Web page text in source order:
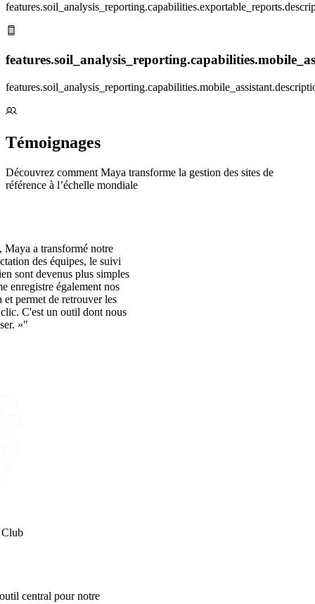
Témoignages
Découvrez comment Maya transforme la gestion des sites de
référence à l’échelle mondiale
a transformé notre
des équipes, le suivi
sont devenus plus simples
enregistre également nos
permet de retrouver les
C'est un outil dont nous
»"
central pour notre